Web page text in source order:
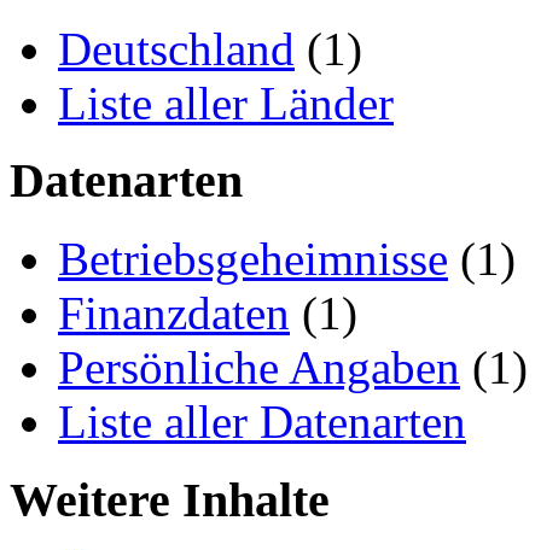
Deutschland (1)
Liste aller Länder
Datenarten
Betriebsgeheimnisse (1)
Finanzdaten (1)
Persönliche Angaben (1)
Liste aller Datenarten
Weitere Inhalte